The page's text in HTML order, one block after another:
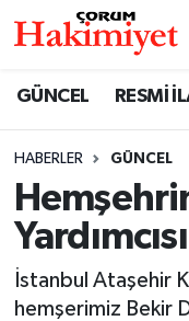
GÜNCEL RESMİ
HABERLER GÜNCEL
İstanbul Ataşehir
hemşerimiz Bekir
SAĞLIK
ASAYİŞ
EKONOMİ
Nöbetçi
Çorum
Trafik Durumu
Süper Lig